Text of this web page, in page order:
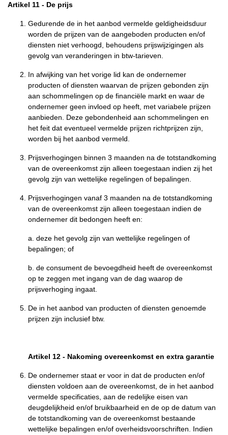
Artikel 11 - De prijs
Gedurende de in het aanbod vermelde geldigheidsduur
worden de prijzen van de aangeboden producten en/of
diensten niet verhoogd, behoudens prijswijzigingen als
gevolg van veranderingen in btw-tarieven.
In afwijking van het vorige lid kan de ondernemer
producten of diensten waarvan de prijzen gebonden zijn
aan schommelingen op de financiële markt en waar de
ondernemer geen invloed op heeft, met variabele prijzen
aanbieden. Deze gebondenheid aan schommelingen en
het feit dat eventueel vermelde prijzen richtprijzen zijn,
worden bij het aanbod vermeld.
Prijsverhogingen binnen 3 maanden na de totstandkoming
van de overeenkomst zijn alleen toegestaan indien zij het
gevolg zijn van wettelijke regelingen of bepalingen.
Prijsverhogingen vanaf 3 maanden na de totstandkoming
van de overeenkomst zijn alleen toegestaan indien de
ondernemer dit bedongen heeft en:
a. deze het gevolg zijn van wettelijke regelingen of
bepalingen; of
b. de consument de bevoegdheid heeft de overeenkomst
op te zeggen met ingang van de dag waarop de
prijsverhoging ingaat.
De in het aanbod van producten of diensten genoemde
prijzen zijn inclusief btw.
Artikel 12 - Nakoming overeenkomst en extra garantie
De ondernemer staat er voor in dat de producten en/of
diensten voldoen aan de overeenkomst, de in het aanbod
vermelde specificaties, aan de redelijke eisen van
deugdelijkheid en/of bruikbaarheid en de op de datum van
de totstandkoming van de overeenkomst bestaande
wettelijke bepalingen en/of overheidsvoorschriften. Indien